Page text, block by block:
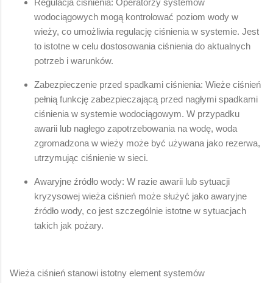
wodociągowych mogą kontrolować poziom wody w
wieży, co umożliwia regulację ciśnienia w systemie. Jest
to istotne w celu dostosowania ciśnienia do aktualnych
potrzeb i warunków.
Zabezpieczenie przed spadkami ciśnienia: Wieże ciśnień
pełnią funkcję zabezpieczającą przed nagłymi spadkami
ciśnienia w systemie wodociągowym. W przypadku
awarii lub nagłego zapotrzebowania na wodę, woda
zgromadzona w wieży może być używana jako rezerwa,
utrzymując ciśnienie w sieci.
Awaryjne źródło wody: W razie awarii lub sytuacji
kryzysowej wieża ciśnień może służyć jako awaryjne
źródło wody, co jest szczególnie istotne w sytuacjach
takich jak pożary.
Wieża ciśnień stanowi istotny element systemów